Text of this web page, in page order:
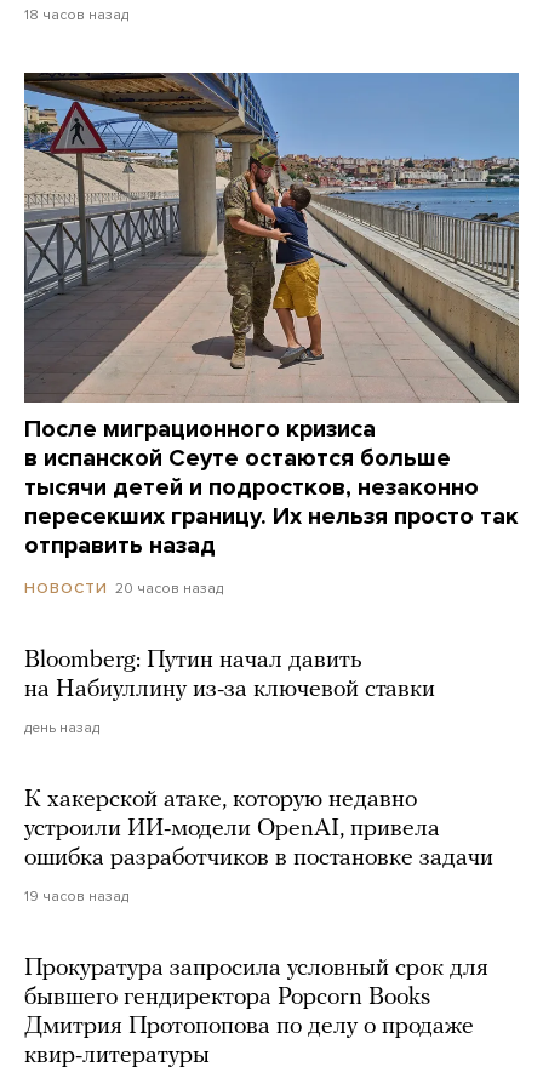
18 часов назад
После миграционного кризиса
в испанской Сеуте остаются больше
тысячи детей и подростков, незаконно
пересекших границу. Их нельзя просто так
отправить назад
НОВОСТИ 20 часов назад
Bloomberg: Путин начал давить
на Набиуллину из-за ключевой ставки
день назад
К хакерской атаке, которую недавно
устроили ИИ-модели OpenAI, привела
ошибка разработчиков в постановке задачи
19 часов назад
Прокуратура запросила условный срок для
бывшего гендиректора Popcorn Books
Дмитрия Протопопова по делу о продаже
квир-литературы